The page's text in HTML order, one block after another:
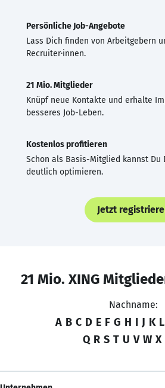
Persönliche Job-Angebote
Lass Dich finden von Arbeitgebern
Recruiter·innen.
21 Mio. Mitglieder
Knüpf neue Kontakte und erhalte
besseres Job-Leben.
Kostenlos profitieren
Schon als Basis-Mitglied kannst Du
deutlich optimieren.
Jetzt
21 Mio. XING
Nachname:
A B C D E F G H I J K L
Q R S T U V W X